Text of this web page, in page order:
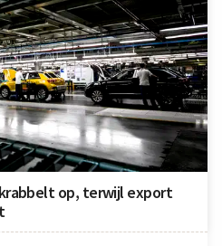
op, terwijl export